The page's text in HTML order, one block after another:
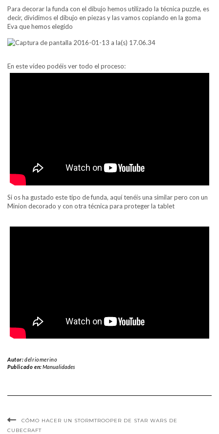
Para decorar la funda con el dibujo hemos utilizado la técnica puzzle, es
decir, dividimos el dibujo en piezas y las vamos copiando en la goma
Eva que hemos elegido
En este vídeo podéis ver todo el proceso:
Si os ha gustado este tipo de funda, aquí tenéis una similar pero con un
Minion decorado y con otra técnica para proteger la tablet
Autor:delriomerino
Publicado en:Manualidades
CÓMO HACER UN STORMTROOPER DE STAR WARS DE
CUBECRAFT